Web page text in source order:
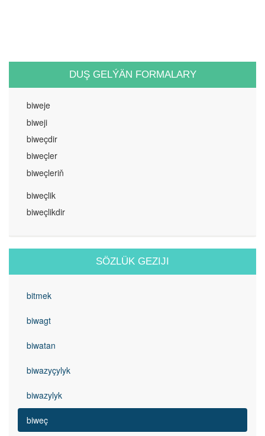
DUŞ GELÝÄN FORMALARY
biweje
biweji
biweçdir
biweçler
biweçleriň
biweçlik
biweçlikdir
SÖZLÜK GEZIJI
bitmek
biwagt
biwatan
biwazyçylyk
biwazylyk
biweç